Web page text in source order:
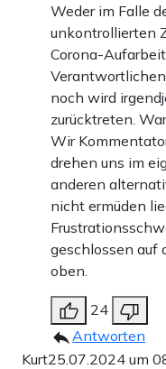
Weder im Falle
unkontrollierten
Corona-
noch wird
zurücktreten.
Wir
drehen uns im
anderen
nicht ermüden
geschlossen auf
oben.
24
Antworten
Kurt25.07.2024 um